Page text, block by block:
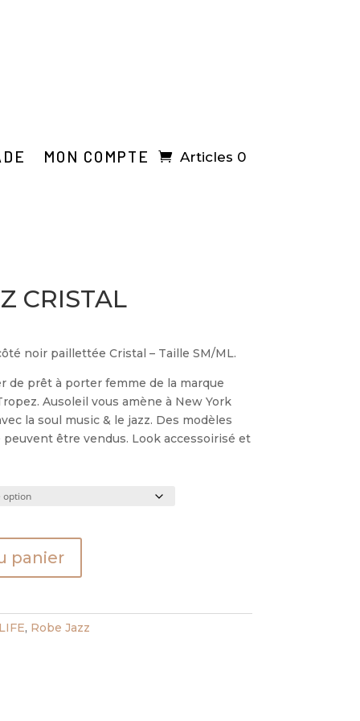
MON COMPTE Articles 0
CRISTAL
noir paillettée Cristal – Taille SM/ML.
de prêt à porter femme de la marque
Ausoleil vous amène à New York
la soul music & le jazz. Des modèles
être vendus. Look accessoirisé et
panier
, Robe Jazz